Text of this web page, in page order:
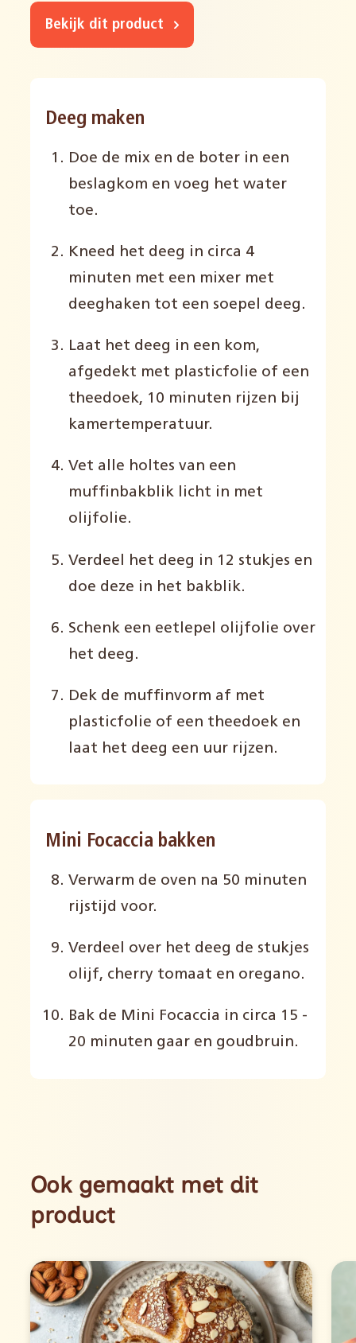
Bekijk dit product
Deeg maken
Doe de mix en de boter in een
beslagkom en voeg het water
toe.
Kneed het deeg in circa 4
minuten met een mixer met
deeghaken tot een soepel deeg.
Laat het deeg in een kom,
afgedekt met plasticfolie of een
theedoek, 10 minuten rijzen bij
kamertemperatuur.
Vet alle holtes van een
muffinbakblik licht in met
olijfolie.
Verdeel het deeg in 12 stukjes en
doe deze in het bakblik.
Schenk een eetlepel olijfolie over
het deeg.
Dek de muffinvorm af met
plasticfolie of een theedoek en
laat het deeg een uur rijzen.
Mini Focaccia bakken
Verwarm de oven na 50 minuten
rijstijd voor.
Verdeel over het deeg de stukjes
olijf, cherry tomaat en oregano.
Bak de Mini Focaccia in circa 15 -
20 minuten gaar en goudbruin.
Ook gemaakt met dit
product